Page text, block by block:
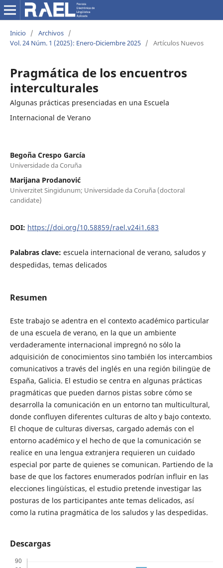
Inicio / Archivos /
Vol. 24 Núm. 1 (2025): Enero-Diciembre 2025 / Artículos Nuevos
Pragmática de los encuentros
interculturales
Algunas prácticas presenciadas en una Escuela
Internacional de Verano
Begoña Crespo García
Universidade da Coruña
Marijana Prodanović
Univerzitet Singidunum; Universidade da Coruña (doctoral
candidate)
DOI: https://doi.org/10.58859/rael.v24i1.683
Palabras clave: escuela internacional de verano, saludos y
despedidas, temas delicados
Resumen
Este trabajo se adentra en el contexto académico particular
de una escuela de verano, en la que un ambiente
verdaderamente internacional impregnó no sólo la
adquisición de conocimientos sino también los intercambios
comunicativos a través del inglés en una región bilingüe de
España, Galicia. El estudio se centra en algunas prácticas
pragmáticas que pueden darnos pistas sobre cómo se
desarrolla la comunicación en un entorno tan multicultural,
donde confluyen diferentes culturas de alto y bajo contexto.
El choque de culturas diversas, cargado además con el
entorno académico y el hecho de que la comunicación se
realice en una lengua extranjera requieren un cuidado
especial por parte de quienes se comunican. Partiendo de la
base de que los factores enumerados podrían influir en las
elecciones lingüísticas, el estudio pretende investigar las
posturas de los participantes ante temas delicados, así
como la rutina pragmática de los saludos y las despedidas.
Descargas